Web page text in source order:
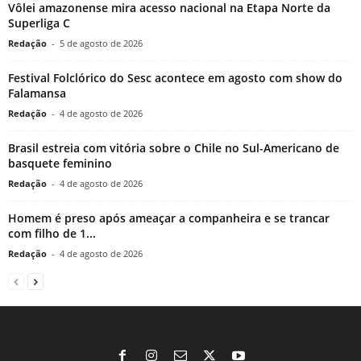
Vôlei amazonense mira acesso nacional na Etapa Norte da
Superliga C
Redação - 5 de agosto de 2026
Festival Folclórico do Sesc acontece em agosto com show do
Falamansa
Redação - 4 de agosto de 2026
Brasil estreia com vitória sobre o Chile no Sul-Americano de
basquete feminino
Redação - 4 de agosto de 2026
Homem é preso após ameaçar a companheira e se trancar
com filho de 1...
Redação - 4 de agosto de 2026